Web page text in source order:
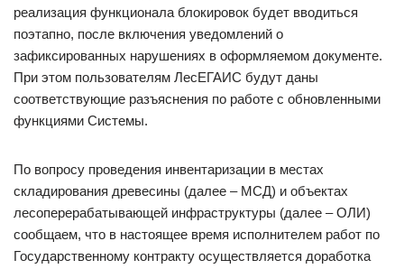
реализация функционала блокировок будет вводиться
поэтапно, после включения уведомлений о
зафиксированных нарушениях в оформляемом документе.
При этом пользователям ЛесЕГАИС будут даны
соответствующие разъяснения по работе с обновленными
функциями Системы.
По вопросу проведения инвентаризации в местах
складирования древесины (далее – МСД) и объектах
лесоперерабатывающей инфраструктуры (далее – ОЛИ)
сообщаем, что в настоящее время исполнителем работ по
Государственному контракту осуществляется доработка